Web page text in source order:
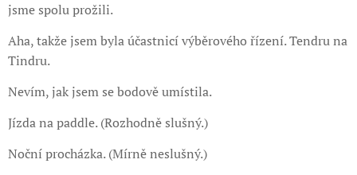
jsme spolu prožili.
Aha, takže jsem byla účastnicí výběrového řízení. Tendru na
Tindru.
Nevím, jak jsem se bodově umístila.
Jízda na paddle. (Rozhodně slušný.)
Noční procházka. (Mírně neslušný.)